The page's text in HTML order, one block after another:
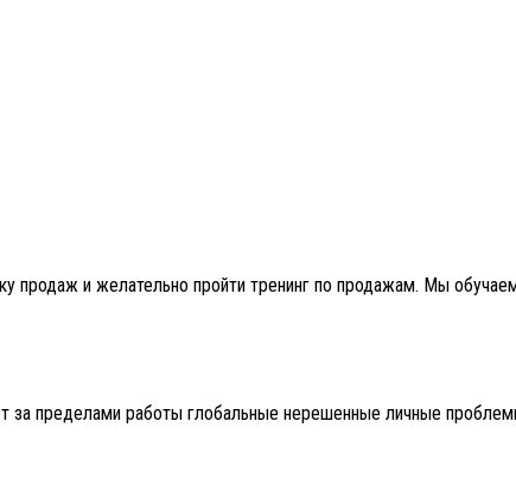
продаж и желательно пройти тренинг по продажам. Мы
за пределами работы глобальные нерешенные личные